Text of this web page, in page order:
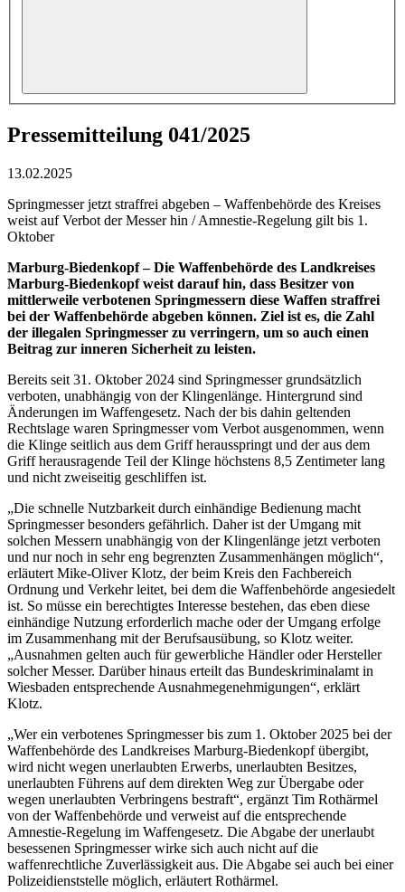
Pressemitteilung 041/2025
13.02.2025
Springmesser jetzt straffrei abgeben – Waffenbehörde des Kreises
weist auf Verbot der Messer hin / Amnestie-Regelung gilt bis 1.
Oktober
Marburg-Biedenkopf – Die Waffenbehörde des Landkreises
Marburg-Biedenkopf weist darauf hin, dass Besitzer von
mittlerweile verbotenen Springmessern diese Waffen straffrei
bei der Waffenbehörde abgeben können. Ziel ist es, die Zahl
der illegalen Springmesser zu verringern, um so auch einen
Beitrag zur inneren Sicherheit zu leisten.
Bereits seit 31. Oktober 2024 sind Springmesser grundsätzlich
verboten, unabhängig von der Klingenlänge. Hintergrund sind
Änderungen im Waffengesetz. Nach der bis dahin geltenden
Rechtslage waren Springmesser vom Verbot ausgenommen, wenn
die Klinge seitlich aus dem Griff herausspringt und der aus dem
Griff herausragende Teil der Klinge höchstens 8,5 Zentimeter lang
und nicht zweiseitig geschliffen ist.
„Die schnelle Nutzbarkeit durch einhändige Bedienung macht
Springmesser besonders gefährlich. Daher ist der Umgang mit
solchen Messern unabhängig von der Klingenlänge jetzt verboten
und nur noch in sehr eng begrenzten Zusammenhängen möglich“,
erläutert Mike-Oliver Klotz, der beim Kreis den Fachbereich
Ordnung und Verkehr leitet, bei dem die Waffenbehörde angesiedelt
ist. So müsse ein berechtigtes Interesse bestehen, das eben diese
einhändige Nutzung erforderlich mache oder der Umgang erfolge
im Zusammenhang mit der Berufsausübung, so Klotz weiter.
„Ausnahmen gelten auch für gewerbliche Händler oder Hersteller
solcher Messer. Darüber hinaus erteilt das Bundeskriminalamt in
Wiesbaden entsprechende Ausnahmegenehmigungen“, erklärt
Klotz.
„Wer ein verbotenes Springmesser bis zum 1. Oktober 2025 bei der
Waffenbehörde des Landkreises Marburg-Biedenkopf übergibt,
wird nicht wegen unerlaubten Erwerbs, unerlaubten Besitzes,
unerlaubten Führens auf dem direkten Weg zur Übergabe oder
wegen unerlaubten Verbringens bestraft“, ergänzt Tim Rothärmel
von der Waffenbehörde und verweist auf die entsprechende
Amnestie-Regelung im Waffengesetz. Die Abgabe der unerlaubt
besessenen Springmesser wirke sich auch nicht auf die
waffenrechtliche Zuverlässigkeit aus. Die Abgabe sei auch bei einer
Polizeidienststelle möglich, erläutert Rothärmel.